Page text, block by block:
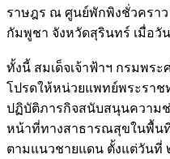
ราษฎร ณ ศูนย์พักพิงชั่วครา
กัมพูชา จังหวัดสุรินทร์ เมื่อ
ทั้งนี้ สมเด็จเจ้าฟ้าฯ กรมพร
โปรดให้หน่วยแพทย์พระรา
ปฏิบัติภารกิจสนับสนุนความช่
หน้าที่ทางสาธารณสุขในพื้น
ตามแนวชายแดน ตั้งแต่วันที่